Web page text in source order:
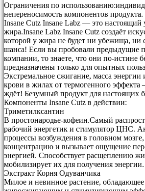
Ограничения по использованию:
непереносимость компонентов продукта.
Insane Cutz Insane Labz — это настоящий
жира.Insane Labz Insane Cutz создаёт
которой у жира не будет ни убежища, ни
шанса! Если вы пробовали предыдущие
компании, то знаете, что они по-истине
предназначены только для опытных
Экстремальное сжигание, масса энергии
крови в жилах от термогенного эффекта
ждёт! Безумный продукт для настоящих
Компоненты Insane Cutz в действии:
Триметилксантин
В простонародье-кофеин.Самый
рабочий энергетик и стимулятор ЦНС.
процессы возбуждения в головном
концентрацию и вызывает ощущение
энергией. Способствует расщеплению
мобилизирует их для получения энергии.
Экстракт Корня Одуванчика
Милое и невинное растение, обладающее